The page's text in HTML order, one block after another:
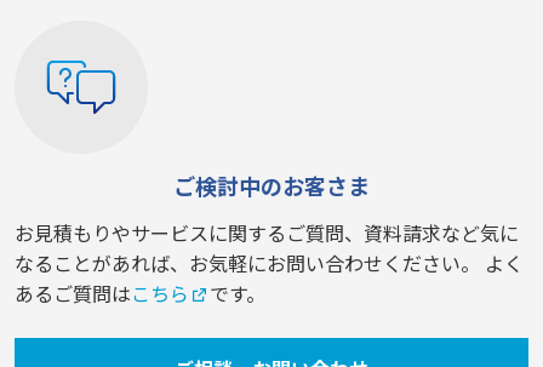
ご検討中のお客さま
お見積もりやサービスに関するご質問、資料請求など気に
なることがあれば、お気軽にお問い合わせください。 よく
あるご質問はこちら です。